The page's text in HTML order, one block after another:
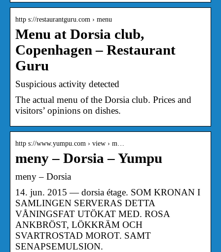
http s://restaurantguru.com › menu
Menu at Dorsia club,
Copenhagen – Restaurant
Guru
Suspicious activity detected
The actual menu of the Dorsia club. Prices and
visitors’ opinions on dishes.
http s://www.yumpu.com › view › m…
meny – Dorsia – Yumpu
meny – Dorsia
14. jun. 2015 — dorsia étage. SOM KRONAN I
SAMLINGEN SERVERAS DETTA
VÅNINGSFAT UTÖKAT MED. ROSA
ANKBRÖST, LÖKKRÄM OCH
SVARTROSTAD MOROT. SAMT
SENAPSEMULSION.